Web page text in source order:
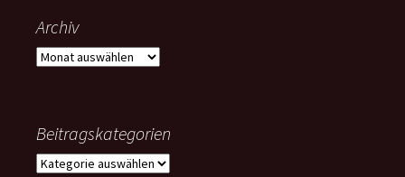
Archiv
Archiv
Beitragskategorien
Beitragskategorien